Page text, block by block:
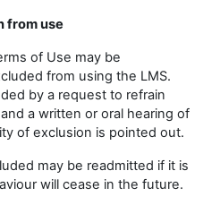
from use
of Use may be
from using the LMS.
by a request to refrain
a written or oral hearing of
of exclusion is pointed out.
may be readmitted if it is
will cease in the future.